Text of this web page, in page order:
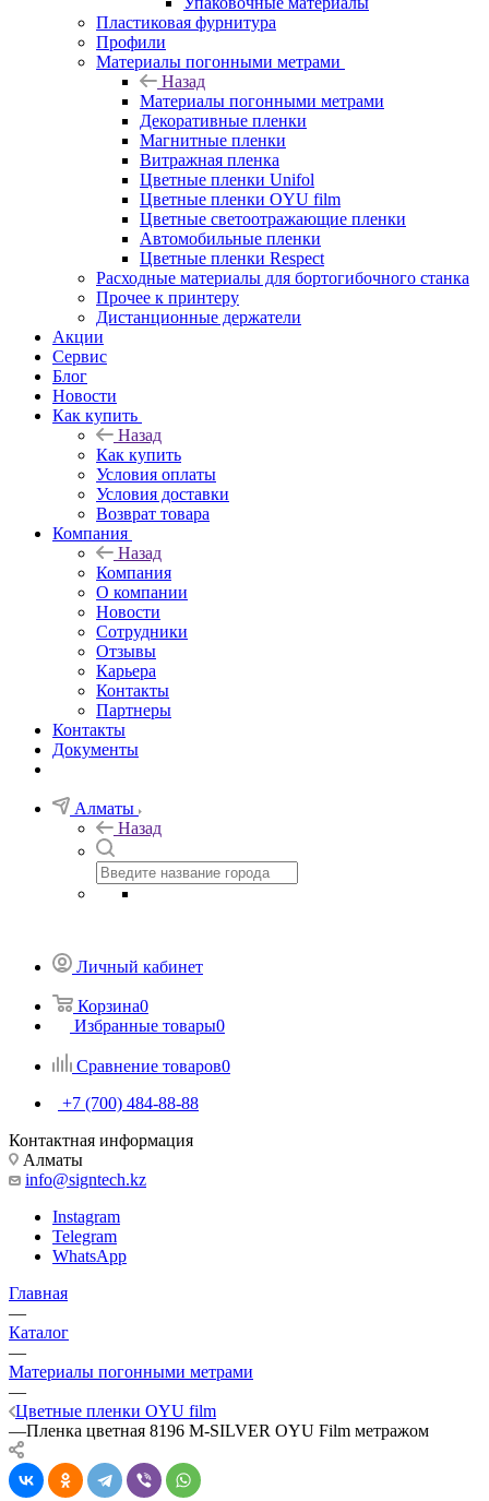
Пластиковая фурнитура
Профили
Материалы погонными метрами
Назад
Материалы погонными метрами
Декоративные пленки
Магнитные пленки
Витражная пленка
Цветные пленки Unifol
Цветные пленки OYU film
Цветные светоотражающие пленки
Автомобильные пленки
Цветные пленки Respect
Расходные материалы для бортогибочного станка
Прочее к принтеру
Дистанционные держатели
Акции
Сервис
Блог
Новости
Как купить
Назад
Как купить
Условия оплаты
Условия доставки
Возврат товара
Компания
Назад
Компания
О компании
Новости
Сотрудники
Отзывы
Карьера
Контакты
Партнеры
Контакты
Документы
Алматы
Назад
Личный кабинет
Корзина0
Избранные товары0
Сравнение товаров0
+7 (700) 484-88-88
Контактная информация
Алматы
info@signtech.kz
Instagram
Telegram
WhatsApp
Главная
—
Каталог
—
Материалы погонными метрами
—
Цветные пленки OYU film
—Пленка цветная 8196 M-SILVER OYU Film метражом